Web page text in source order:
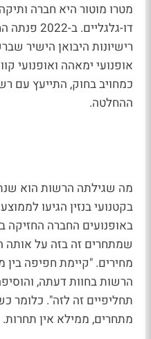
מטרו מוטור היא חברה
דו-
רישיונות היבואן הישיר
אופנועי ימאהה ואופנועי
כמחויב בחוק, התייעץ עם
ההחלטה.
מה שגילתה הרשות הוא
באופנועים החברה החזיקה
שמתחרים זה בזה על אותה
מחירים. "קיימת חפיפה בין
הרשות בחוות דעתה,
תחליפיים זה לזה". כלומר
מתחרים, ממילא אין תחרות.